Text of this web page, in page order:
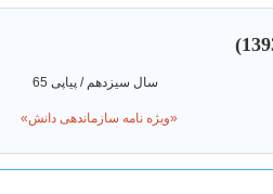
سال سیزدهم / پیاپی 65
«ویژه نامه سازماندهی دانش»